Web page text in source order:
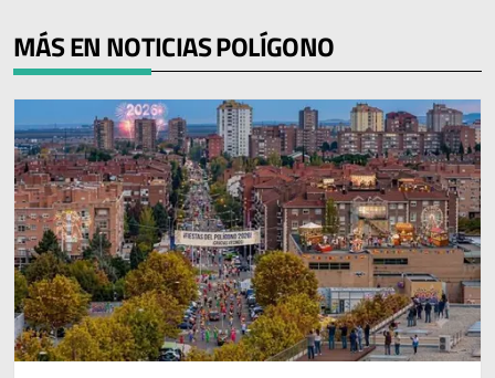
MÁS EN NOTICIAS POLÍGONO